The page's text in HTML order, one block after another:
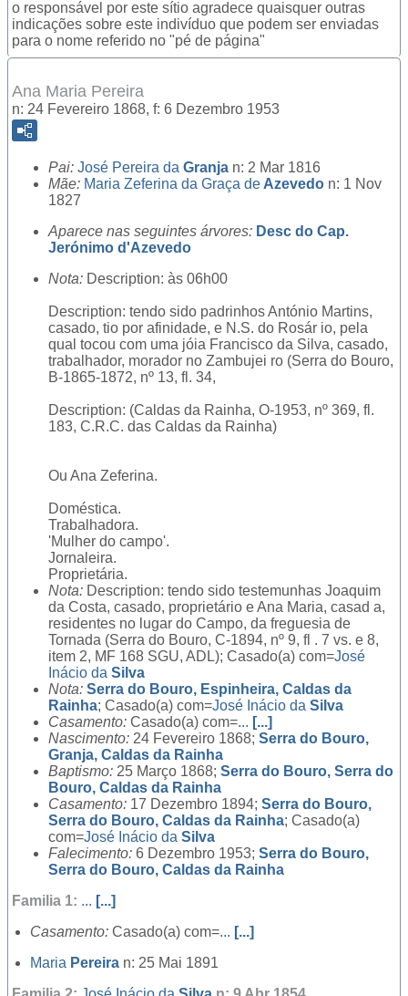
o responsável por este sítio agradece quaisquer outras
indicações sobre este indivíduo que podem ser enviadas
para o nome referido no "pé de página"
Ana Maria Pereira
n: 24 Fevereiro 1868, f: 6 Dezembro 1953
Pai: José Pereira da Granja n: 2 Mar 1816
Mãe: Maria Zeferina da Graça de Azevedo n: 1 Nov
1827
Aparece nas seguintes árvores: Desc do Cap.
Jerónimo d'Azevedo
Nota: Description: às 06h00
Description: tendo sido padrinhos António Martins,
casado, tio por afinidade, e N.S. do Rosár io, pela
qual tocou com uma jóia Francisco da Silva, casado,
trabalhador, morador no Zambujei ro (Serra do Bouro,
B-1865-1872, nº 13, fl. 34,
Description: (Caldas da Rainha, O-1953, nº 369, fl.
183, C.R.C. das Caldas da Rainha)
Ou Ana Zeferina.
Doméstica.
Trabalhadora.
'Mulher do campo'.
Jornaleira.
Proprietária.
Nota: Description: tendo sido testemunhas Joaquim
da Costa, casado, proprietário e Ana Maria, casad a,
residentes no lugar do Campo, da freguesia de
Tornada (Serra do Bouro, C-1894, nº 9, fl . 7 vs. e 8,
item 2, MF 168 SGU, ADL); Casado(a) com=José
Inácio da Silva
Nota: Serra do Bouro, Espinheira, Caldas da
Rainha; Casado(a) com=José Inácio da Silva
Casamento: Casado(a) com=... [...]
Nascimento: 24 Fevereiro 1868; Serra do Bouro,
Granja, Caldas da Rainha
Baptismo: 25 Março 1868; Serra do Bouro, Serra do
Bouro, Caldas da Rainha
Casamento: 17 Dezembro 1894; Serra do Bouro,
Serra do Bouro, Caldas da Rainha; Casado(a)
com=José Inácio da Silva
Falecimento: 6 Dezembro 1953; Serra do Bouro,
Serra do Bouro, Caldas da Rainha
Familia 1: ... [...]
Casamento: Casado(a) com=... [...]
Maria Pereira n: 25 Mai 1891